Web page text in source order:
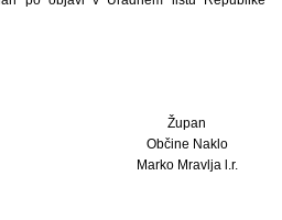
Župan
Občine Naklo
Marko Mravlja l.r.